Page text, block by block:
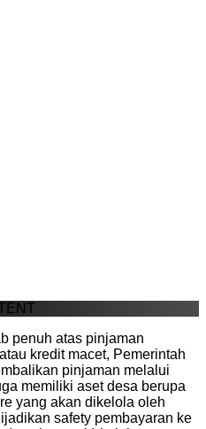
penuh atas pinjaman
kredit macet, Pemerintah
pinjaman melalui
memiliki aset desa berupa
yang akan dikelola oleh
safety pembayaran ke